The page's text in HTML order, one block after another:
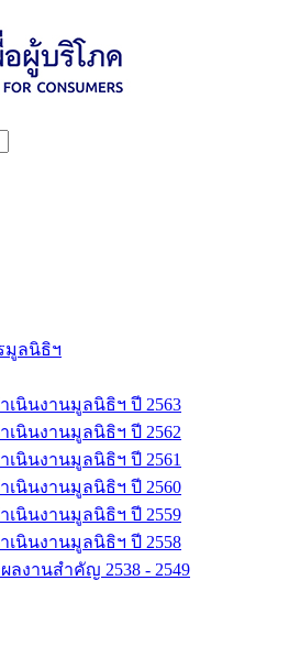
มูลนิธิฯ
เนินงานมูลนิธิฯ ปี 2563
เนินงานมูลนิธิฯ ปี 2562
เนินงานมูลนิธิฯ ปี 2561
เนินงานมูลนิธิฯ ปี 2560
เนินงานมูลนิธิฯ ปี 2559
เนินงานมูลนิธิฯ ปี 2558
ลงานสำคัญ 2538 - 2549